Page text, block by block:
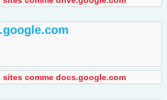
sites comme docs.google.com